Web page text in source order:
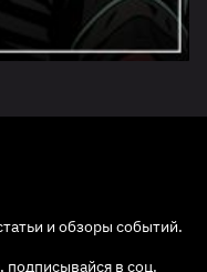
и обзоры событий.
подписывайся в соц.